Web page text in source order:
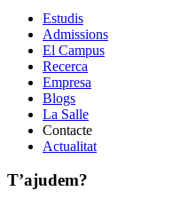
Estudis
Admissions
El Campus
Recerca
Empresa
Blogs
La Salle
Contacte
Actualitat
T’ajudem?